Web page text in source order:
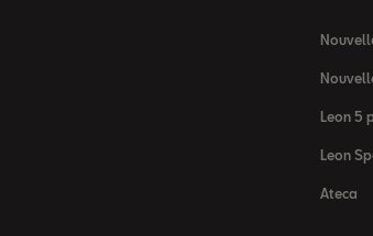
Leon 5
Leon
Ateca